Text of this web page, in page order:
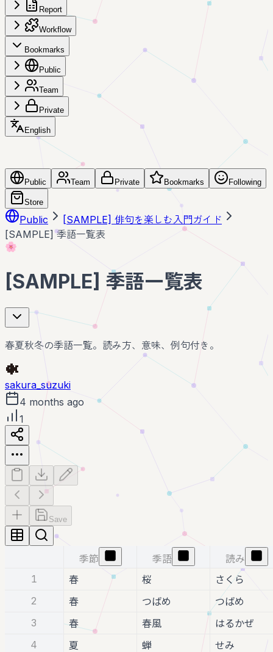
Report
Workflow
Bookmarks
Public
Team
Private
English
Public Team Private Bookmarks Following
Store
Public
[SAMPLE] 俳句を楽しむ入門ガイド
[SAMPLE] 季語一覧表
🌸
[SAMPLE] 季語一覧表
春夏秋冬の季語一覧。読み方、意味、例句付き。
sakura_suzuki
4 months ago
1
Save
季節 季語
読み
1
春 桜
さくら
2
春 つばめ
つばめ
3
春 春風
はるかぜ
4
夏 蝉
せみ